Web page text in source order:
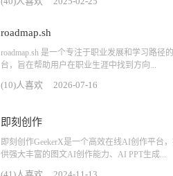
roadmap.sh
roadmap.sh 是一个专注于职业发展和学习路径
台，旨在帮助用户在职业生涯中找到方向...
(10)人喜欢 2026-07-16
即刻创作
即刻创作GeekerX是一个高效在线AI创作平台
供强大丰富的图文AI创作能力、AI PPT生成...